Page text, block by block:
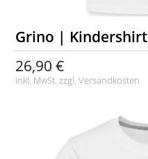
Grino | Kindershirt
26,90 €
inkl. MwSt. zzgl.Versandkosten